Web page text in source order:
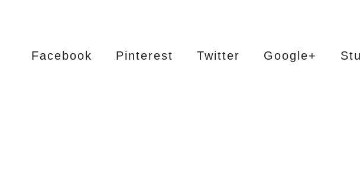
Facebook Pinterest Twitter Google+